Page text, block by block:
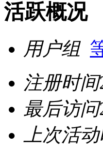
活跃概况
用户组
注册时间
最后访问
上次活